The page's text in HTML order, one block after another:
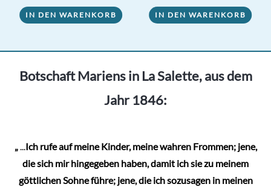
IN DEN WARENKORB IN DEN WARENKORB
Botschaft Mariens in La Salette, aus dem
Jahr 1846:
„...Ich rufe auf meine Kinder, meine wahren Frommen; jene,
die sich mir hingegeben haben, damit ich sie zu meinem
göttlichen Sohne führe; jene, die ich sozusagen in meinen